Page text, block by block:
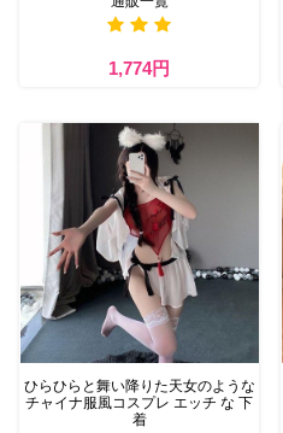
1,774円
ひらひらと舞い降りた天女のような
チャイナ服風コスプレ エッチ な 下
着